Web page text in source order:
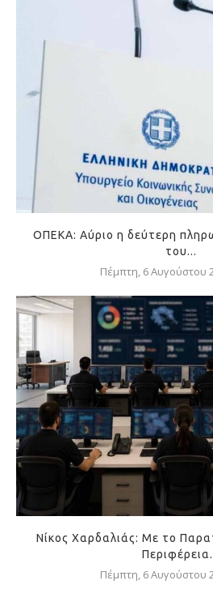
ΟΠΕΚΑ: Αύριο η δεύτερη
του...
Πέμπτη, 6 Αυγούστου
Νίκος Χαρδαλιάς: Με το
Πέμπτη, 6 Αυγούστου